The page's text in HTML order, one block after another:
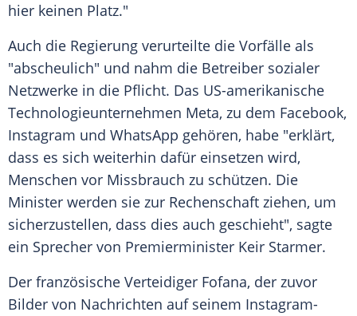
hier keinen Platz."
Auch die Regierung verurteilte die Vorfälle als
"abscheulich" und nahm die Betreiber sozialer
Netzwerke in die Pflicht. Das US-amerikanische
Technologieunternehmen Meta, zu dem Facebook,
Instagram und WhatsApp gehören, habe "erklärt,
dass es sich weiterhin dafür einsetzen wird,
Menschen vor Missbrauch zu schützen. Die
Minister werden sie zur Rechenschaft ziehen, um
sicherzustellen, dass dies auch geschieht", sagte
ein Sprecher von Premierminister Keir Starmer.
Der französische Verteidiger Fofana, der zuvor
Bilder von Nachrichten auf seinem Instagram-